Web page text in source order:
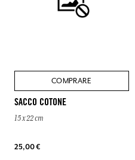
COMPRARE
SACCO COTONE
15 x 22 cm
25,00 €